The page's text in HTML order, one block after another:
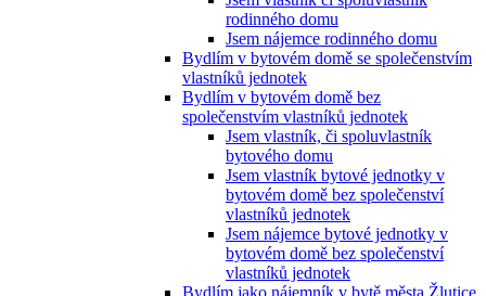
rodinného domu
Jsem nájemce rodinného domu
Bydlím v bytovém domě se společenstvím
vlastníků jednotek
Bydlím v bytovém domě bez
společenstvím vlastníků jednotek
Jsem vlastník, či spoluvlastník
bytového domu
Jsem vlastník bytové jednotky v
bytovém domě bez společenství
vlastníků jednotek
Jsem nájemce bytové jednotky v
bytovém domě bez společenství
vlastníků jednotek
Bydlím jako nájemník v bytě města Žlutice